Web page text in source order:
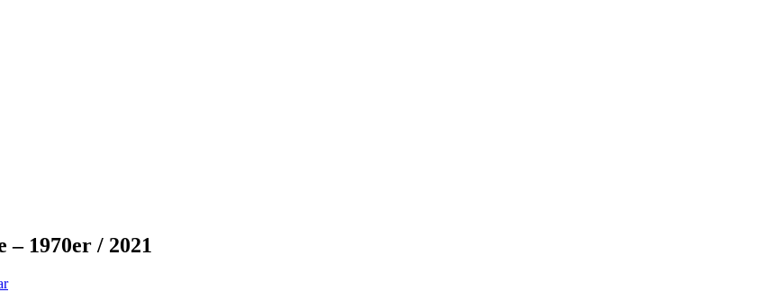
1970er / 2021